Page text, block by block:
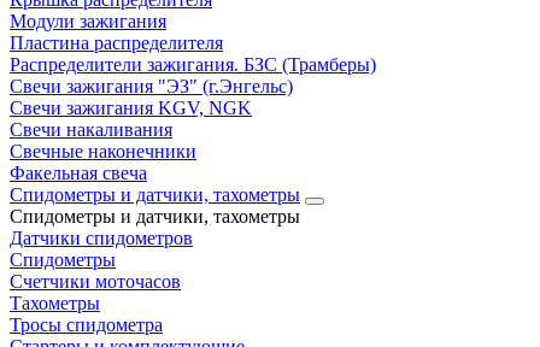
Модули зажигания
Пластина распределителя
Распределители зажигания. БЗС (Трамберы)
Свечи зажигания "ЭЗ" (г.Энгельс)
Свечи зажигания KGV, NGK
Свечи накаливания
Свечные наконечники
Факельная свеча
Спидометры и датчики, тахометры
Спидометры и датчики, тахометры
Датчики спидометров
Спидометры
Счетчики моточасов
Тахометры
Тросы спидометра